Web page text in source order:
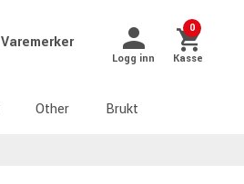
Varemerker
Logg inn
0
Kasse
Other Brukt